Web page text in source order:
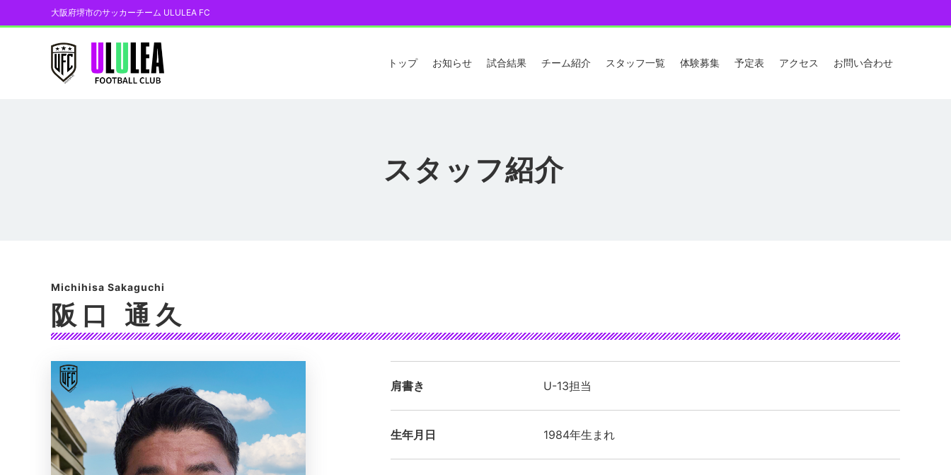
大阪府堺市のサッカーチーム ULULEA FC
トップ お知らせ 試合結果 チーム紹介 スタッフ一覧 体験募集 予定表 アクセス お問い合わせ
スタッフ紹介
阪口 通久
肩書き U-13担当
生年月日 1984年生まれ